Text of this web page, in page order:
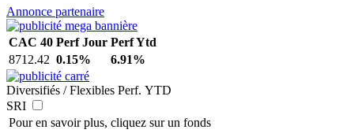
Annonce partenaire
CAC 40 Perf Jour Perf Ytd
8712.42 0.15% 6.91%
Diversifiés / Flexibles Perf. YTD
SRI
Pour en savoir plus, cliquez sur un fonds